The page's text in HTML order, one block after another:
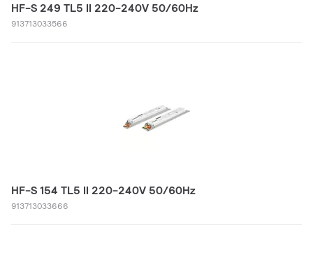
HF-S 249 TL5 II 220-240V 50/60Hz
913713033566
HF-S 154 TL5 II 220-240V 50/60Hz
913713033666